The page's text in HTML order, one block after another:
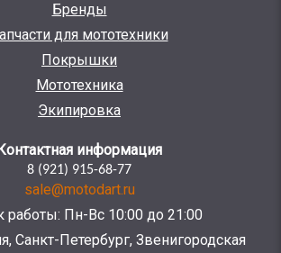
Бренды
для мототехники
Покрышки
Мототехника
Экипировка
информация
8 (921) 915-68-77
sale@motodart.ru
работы: Пн-Вс 10:00 до 21:00
Санкт-Петербург, Звенигородская